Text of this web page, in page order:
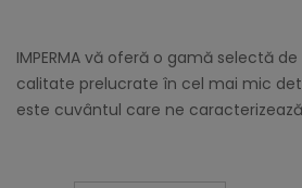
IMPERMA vă oferă o gamă selectă
calitate prelucrate în cel mai mic
este cuvântul care ne